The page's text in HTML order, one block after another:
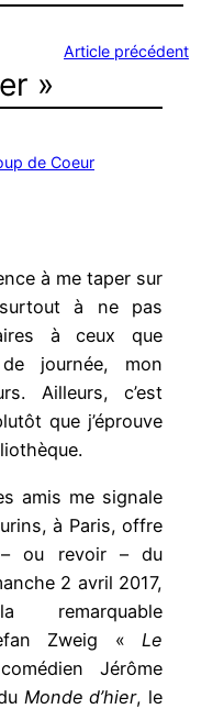
Article précédent
»
de Coeur
à me taper sur
à ne pas
à ceux que
journée, mon
Ailleurs, c’est
que j’éprouve
amis me signale
à Paris, offre
ou revoir – du
2 avril 2017,
remarquable
Zweig « Le
Jérôme
Monde d’hier, le